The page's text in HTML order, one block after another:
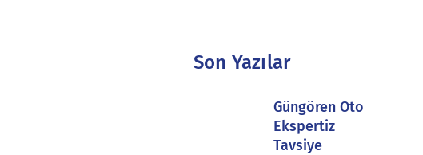
Son Yazılar
Güngören Oto
Ekspertiz
Tavsiye